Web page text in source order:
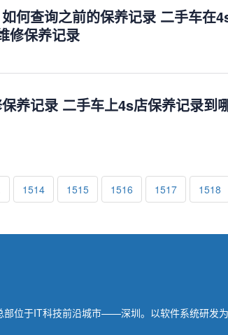
何查询之前的保养记录 二手车
修保养记录
养记录 二手车上4s店保养记录到
1514 1515 1516 1517 1518
部位于IT科技前沿城市——深圳。以软件系统研发